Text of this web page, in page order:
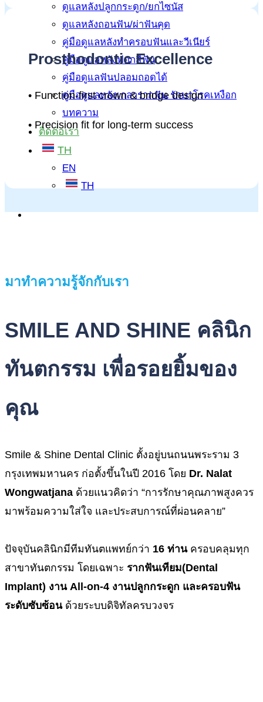
ดูแลหลังปลูกกระดูก/ยกไซนัส
ดูแลหลังถอนฟัน/ผ่าฟันคุด
คู่มือดูแลหลังทำครอบฟันและวีเนียร์
คู่มือดูแลหลังฟอกสีฟัน
คู่มือดูแลฟันปลอมถอดได้
คู่มือดูแลหลังเกลารากฟัน รักษาโรคเหงือก
บทความ
ติดต่อเรา
TH
EN
TH
Prosthodontic Excellence
• Function-first crown & bridge design
• Precision fit for long-term success
มาทำความรู้จักกับเรา
SMILE AND SHINE คลินิก
ทันตกรรม เพื่อรอยยิ้มของ
คุณ
Smile & Shine Dental Clinic ตั้งอยู่บนถนนพระราม 3
กรุงเทพมหานคร ก่อตั้งขึ้นในปี 2016 โดย Dr. Nalat
Wongwatjana ด้วยแนวคิดว่า “การรักษาคุณภาพสูงควร
มาพร้อมความใส่ใจ และประสบการณ์ที่ผ่อนคลาย”
ปัจจุบันคลินิกมีทีมทันตแพทย์กว่า 16 ท่านครอบคลุมทุก
สาขาทันตกรรม โดยเฉพาะ รากฟันเทียม(Dental
Implant) งาน All-on-4 งานปลูกกระดูก และครอบฟัน
ระดับซับซ้อนด้วยระบบดิจิทัลครบวงจร